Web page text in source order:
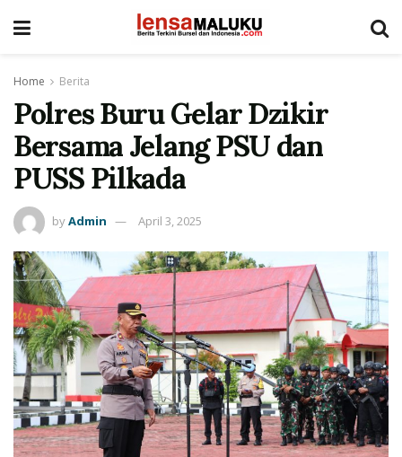
Home Berita
Polres Buru Gelar Dzikir
Bersama Jelang PSU dan
PUSS Pilkada
byAdmin April 3, 2025